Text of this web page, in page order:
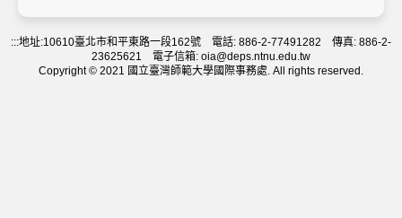
:::地址:10610臺北市和平東路一段162號 電話: 886-2-77491282 傳真: 886-2-
23625621 電子信箱: oia@deps.ntnu.edu.tw
Copyright © 2021 國立臺灣師範大學國際事務處. All rights reserved.